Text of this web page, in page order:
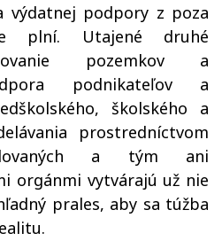
výdatnej podpory z poza
plní. Utajené druhé
pozemkov a
podnikateľov a
školského a
prostredníctvom
a tým ani
orgánmi vytvárajú už nie
prales, aby sa túžba